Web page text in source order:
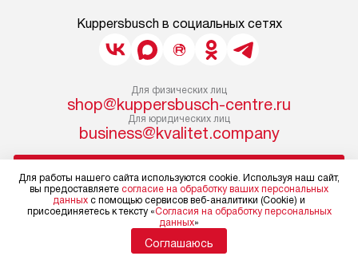
Kuppersbusch в социальных сетях
Для физических лиц
shop@kuppersbusch-centre.ru
Для юридических лиц
business@kvalitet.company
Политика конфиденциальности
Условия продажи
Карта сайта
Для работы нашего сайта используются cookie. Используя наш сайт,
вы предоставляете согласие на обработку ваших персональных
данных с помощью сервисов веб-аналитики (Cookie) и
присоединяетесь к тексту «Согласия на обработку персональных
данных»
Соглашаюсь